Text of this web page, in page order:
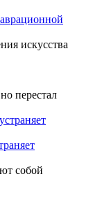
искусства
перестал
собой